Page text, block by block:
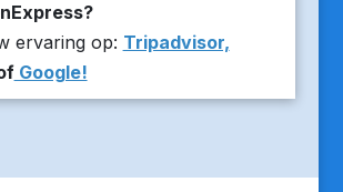
ervaring op: Tripadvisor,
Google!